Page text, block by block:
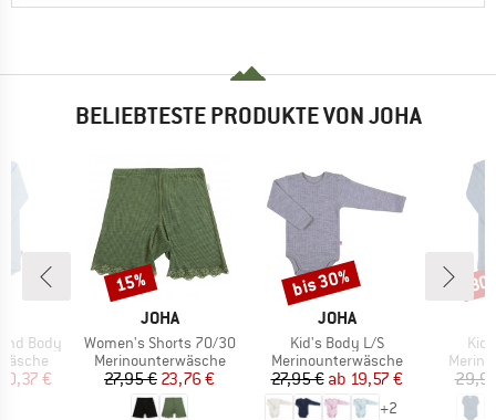
BELIEBTESTE PRODUKTE VON JOHA
Body
Preis
€
MARKE
JOHA
Artikel
Women's Shorts 70/30
Produktgruppe
Merinounterwäsche
Preis
27,95 € reduzierter Preis
23,76 €
Rabatt
15%
MARKE
JOHA
Artikel
Kid's Body L/S
Produktgruppe
Merinounterwäsche
Preis
27,95 € reduzierter Preis
ab 19,57 €
+2
Rabatt
bis 30%